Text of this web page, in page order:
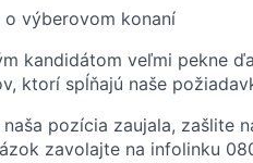
o výberovom konaní
kandidátom veľmi pekne
ktorí spĺňajú naše
naša pozícia zaujala, zašlite
zavolajte na infolinku